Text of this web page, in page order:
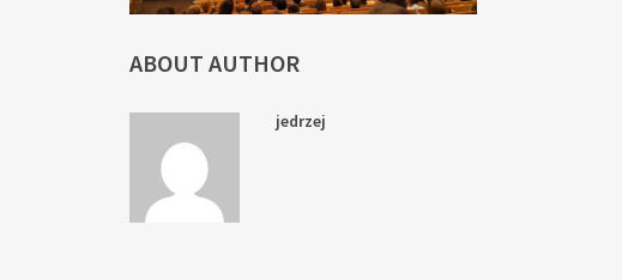
ABOUT AUTHOR
jedrzej